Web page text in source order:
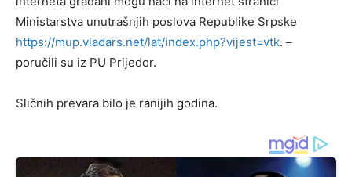
Ministarstva unutrašnjih poslova Republike Srpske
https://mup.vladars.net/lat/index.php?vijest=vtk. –
poručili su iz PU Prijedor.
Sličnih prevara bilo je ranijih godina.